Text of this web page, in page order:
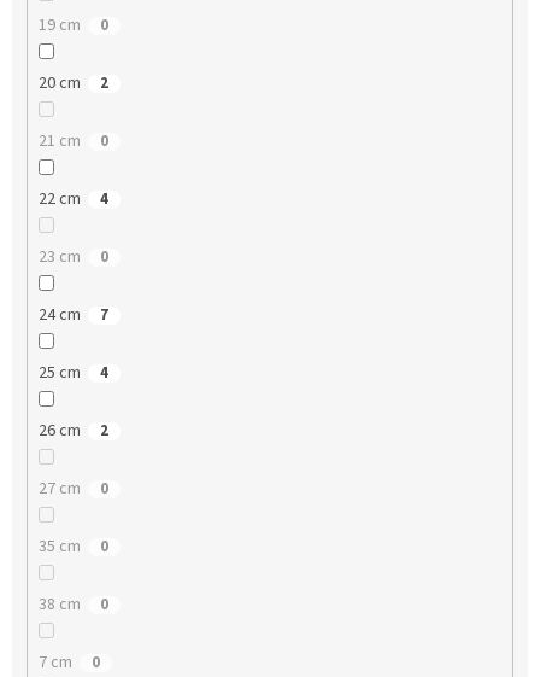
19 cm 0
20 cm 2
21 cm 0
22 cm 4
23 cm 0
24 cm 7
25 cm 4
26 cm 2
27 cm 0
35 cm 0
38 cm 0
7 cm 0